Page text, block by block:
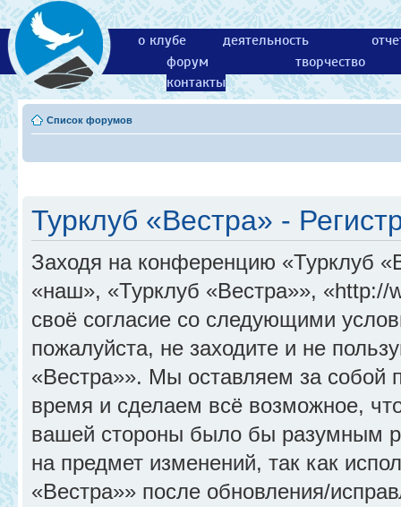
о клубе деятельность
форум
творчество
контакты
Список форумов
Турклуб «Вестра» -
Заходя на конференцию «Турклуб
«наш», «Турклуб «Вестра»»,
своё согласие со следующими
пожалуйста, не заходите и не
«Вестра»». Мы оставляем за собой
время и сделаем всё возможное,
вашей стороны было бы разумным
на предмет изменений, так как
«Вестра»» после обновления/